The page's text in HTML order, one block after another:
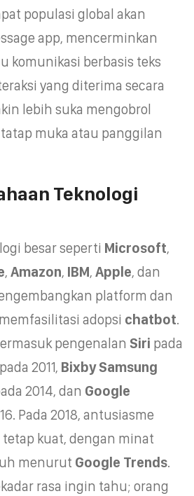
populasi global akan
app, mencerminkan
komunikasi berbasis teks
yang diterima secara
lebih suka mengobrol
muka atau panggilan
Teknologi
besar seperti Microsoft,
, Amazon, IBM, Apple, dan
platform dan
adopsi chatbot.
pengenalan Siri pada
pada 2011, Bixby Samsung
2014, dan Google
Pada 2018, antusiasme
tetap kuat, dengan minat
menurut Google Trends.
rasa ingin tahu; orang